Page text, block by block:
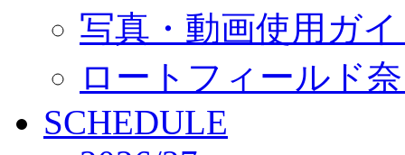
写真・動画使用ガ
ロートフィールド
SCHEDULE